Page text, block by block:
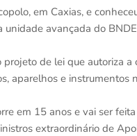
em Caxias, e
avançada do
de lei que autoriza
aparelhos e instrumentos
em 15 anos e vai ser
extraordinário de